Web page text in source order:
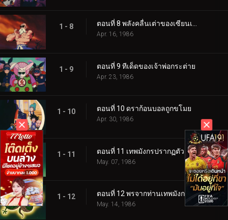
1 - 8 ตอนที่ 8 พลังคลื่นเต่าของเซียนเต่า
Apr. 16, 1986
1 - 9 ตอนที่ 9 ทีเด็ดของเจ้าพ่อกระต่าย
Apr. 23, 1986
1 - 10 ตอนที่ 10 ดราก้อนบอลถูกขโมย
Apr. 30, 1986
1 - 11 ตอนที่ 11 เทพมังกรปรากฏตัว
May. 07, 1986
1 - 12 ตอนที่ 12 พรจากท่านเทพมังกร
May. 14, 1986